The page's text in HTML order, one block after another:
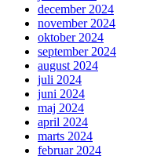
december 2024
november 2024
oktober 2024
september 2024
august 2024
juli 2024
juni 2024
maj 2024
april 2024
marts 2024
februar 2024